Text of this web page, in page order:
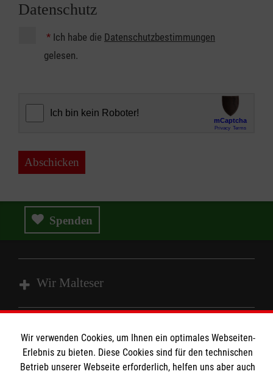
Datenschutz
* Ich habe die Datenschutzbestimmungen
gelesen.
Abschicken
Spenden
Wir Malteser
Angebote und Leistungen
Unsere Kurse
Informationen
Wir verwenden Cookies, um Ihnen ein optimales Webseiten-
Erlebnis zu bieten. Diese Cookies sind für den technischen
Betrieb unserer Webseite erforderlich, helfen uns aber auch